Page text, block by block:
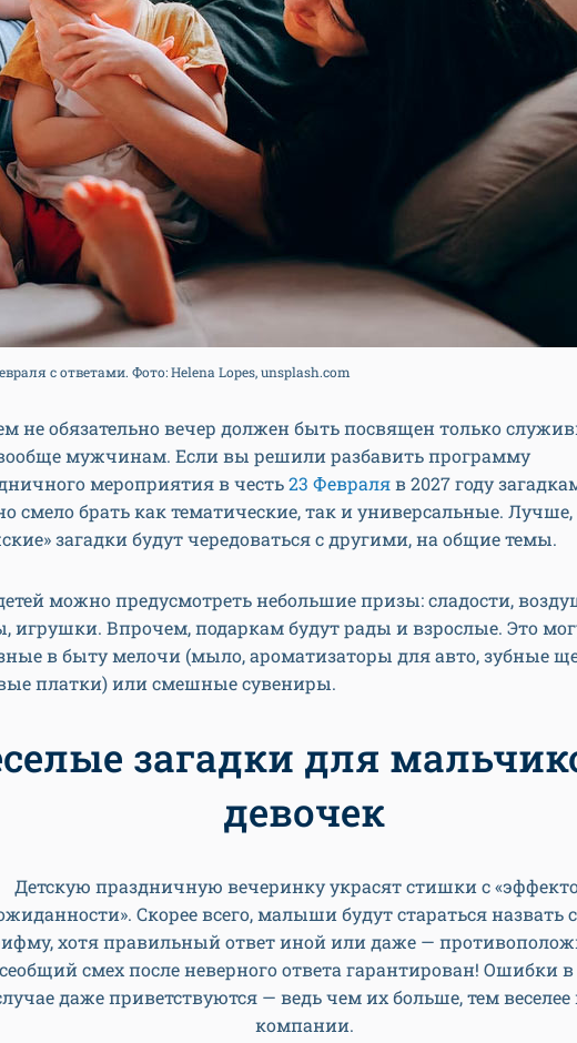
с ответами. Фото: Helena Lopes, unsplash.com
не обязательно вечер должен быть посвящен только
мужчинам. Если вы решили разбавить программу
мероприятия в честь23 Февраляв 2027 году
смело брать как тематические, так и универсальные. Лучше,
загадки будут чередоваться с другими, на общие темы.
можно предусмотреть небольшие призы: сладости,
игрушки. Впрочем, подаркам будут рады и взрослые. Это
в быту мелочи (мыло, ароматизаторы для авто, зубные
платки) или смешные сувениры.
загадки для
девочек
Детскую праздничную вечеринку украсят стишки с
Скорее всего, малыши будут стараться назвать
хотя правильный ответ иной или даже —
смех после неверного ответа гарантирован! Ошибки
даже приветствуются — ведь чем их больше, тем веселее
компании.